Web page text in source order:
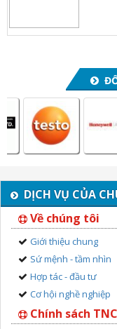
DỊCH VỤ CỦA
Về chúng tôi
Giới thiệu chung
Sứ mệnh - tầm nhìn
Hợp tác - đầu tư
Cơ hội nghề nghiệp
Chính sách TNC